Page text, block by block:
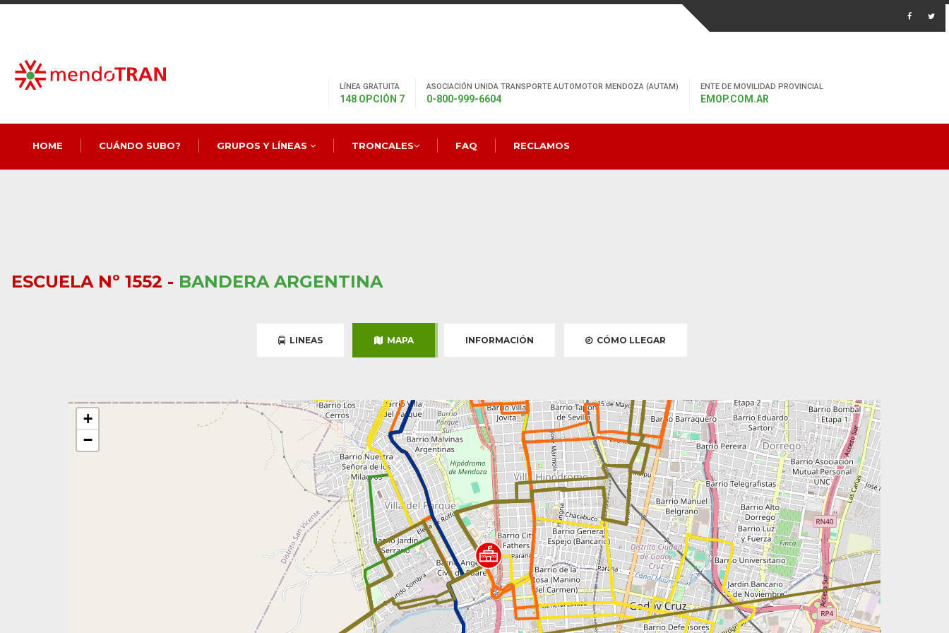
LÍNEA GRATUITA
148 OPCIÓN 7
ASOCIACIÓN UNIDA TRANSPORTE AUTOMOTOR MENDOZA (AUTAM)
0-800-999-6604
ENTE DE MOVILIDAD PROVINCIAL
EMOP.COM.AR
HOME CUÁNDO SUBO? GRUPOS Y LÍNEAS TRONCALES FAQ RECLAMOS
ESCUELA Nº 1552 - BANDERA ARGENTINA
LINEAS MAPA INFORMACIÓN CÓMO LLEGAR
+
−